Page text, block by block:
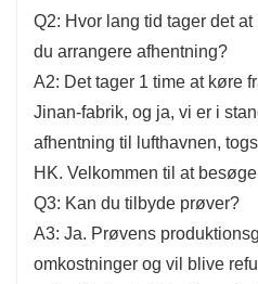
Q2: Hvor lang tid tager det
du arrangere afhentning?
A2: Det tager 1 time at køre
Jinan-fabrik, og ja, vi er i
afhentning til lufthavnen,
HK. Velkommen til at
Q3: Kan du tilbyde prøver?
A3: Ja. Prøvens
omkostninger og vil blive